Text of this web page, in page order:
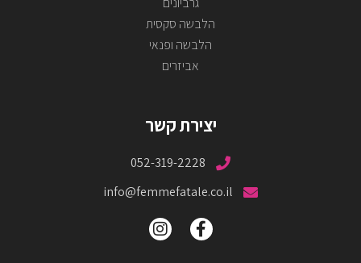
הלבשה סקסית
הלבשה ופנאי
אביזרים
יצירת קשר
052-319-2228
info@femmefatale.co.il